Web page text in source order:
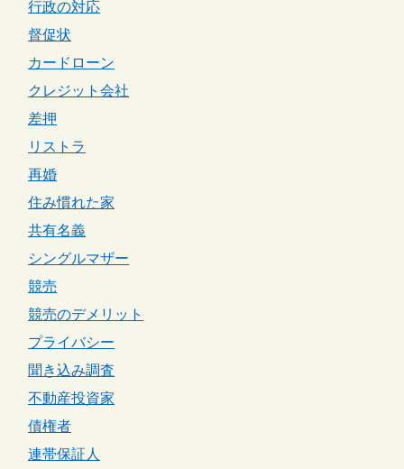
行政の対応
督促状
カードローン
クレジット会社
差押
リストラ
再婚
住み慣れた家
共有名義
シングルマザー
競売
競売のデメリット
プライバシー
聞き込み調査
不動産投資家
債権者
連帯保証人